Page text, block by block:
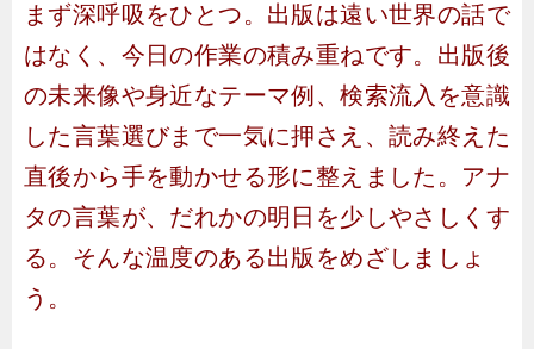
まず深呼吸をひとつ。出版は遠い世界の話で
はなく、今日の作業の積み重ねです。出版後
の未来像や身近なテーマ例、検索流入を意識
した言葉選びまで一気に押さえ、読み終えた
直後から手を動かせる形に整えました。アナ
タの言葉が、だれかの明日を少しやさしくす
る。そんな温度のある出版をめざしましょ
う。